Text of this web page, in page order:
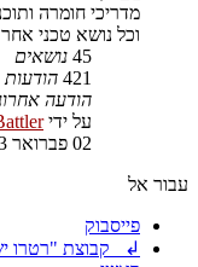
מדריכי חומרה
וכל נושא טכני אחר
45 נושאים
421 הודעות
הודעה
על ידי
02 פברואר 2023, 10:26
עבור אל
פייסבוק
↲ קבוצת "רטרו